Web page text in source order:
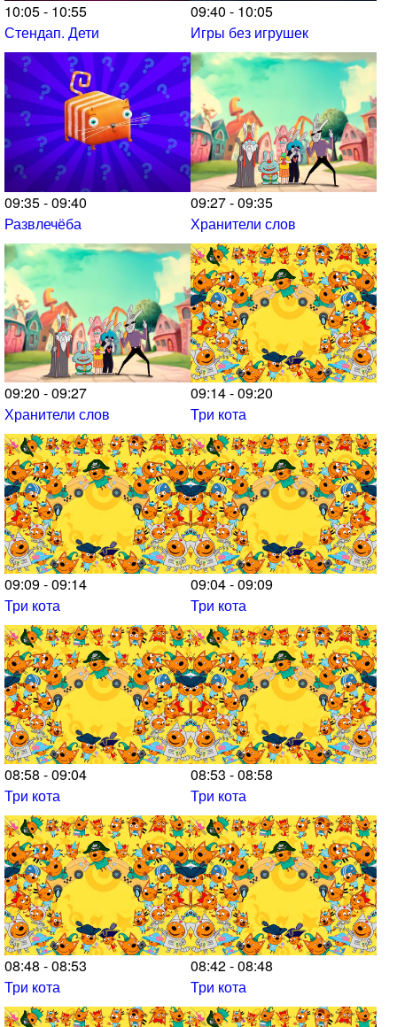
10:05 - 10:55
Стендап. Дети
09:40 - 10:05
Игры без игрушек
09:35 - 09:40
Развлечёба
09:27 - 09:35
Хранители слов
09:20 - 09:27
Хранители слов
09:14 - 09:20
Три кота
09:09 - 09:14
Три кота
09:04 - 09:09
Три кота
08:58 - 09:04
Три кота
08:53 - 08:58
Три кота
08:48 - 08:53
Три кота
08:42 - 08:48
Три кота